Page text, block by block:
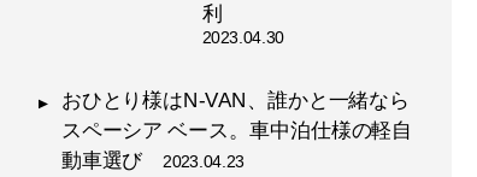
利
2023.04.30
おひとり様はN-VAN、誰かと一緒なら
スペーシア ベース。車中泊仕様の軽自
動車選び 2023.04.23